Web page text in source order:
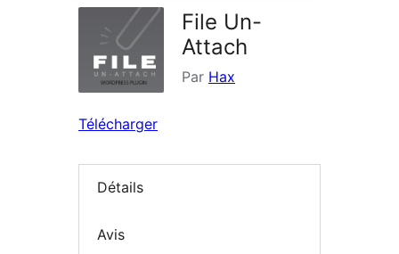
File Un-
Attach
Par Hax
Télécharger
Détails
Avis